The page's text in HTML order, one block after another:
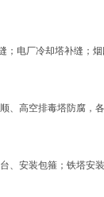
缝；电厂冷却塔补
、高空排毒塔防腐，
工程。
安装平台、安装